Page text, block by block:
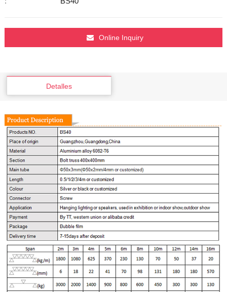
Online Inquiry
Detalles